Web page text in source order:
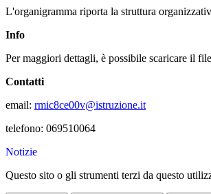
L'organigramma riporta la struttura
Info
Per maggiori dettagli, è possibile scaricare il
Contatti
email: rmic8ce00v@istruzione.it
telefono: 069510064
Notizie
Questo sito o gli strumenti terzi da questo